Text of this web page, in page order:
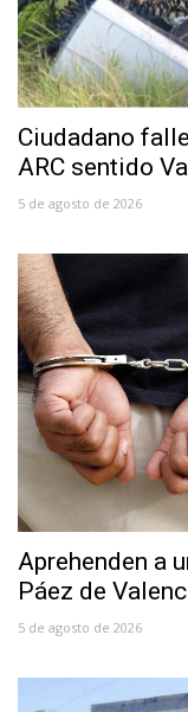
Ciudadano
ARC sentido
5 de agosto de 2026
Aprehenden a
Páez de
5 de agosto de 2026